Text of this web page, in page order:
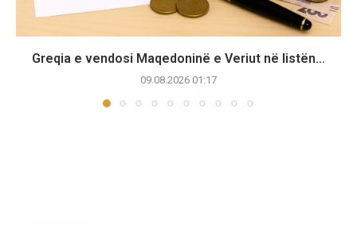
Greqia e vendosi Maqedoninë e Veriut në listën...
09.08.2026 01:17